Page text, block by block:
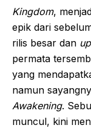
Kingdom,
epik dari
rilis besar dan
permata
yang
namun
Awakening.
muncul, kini